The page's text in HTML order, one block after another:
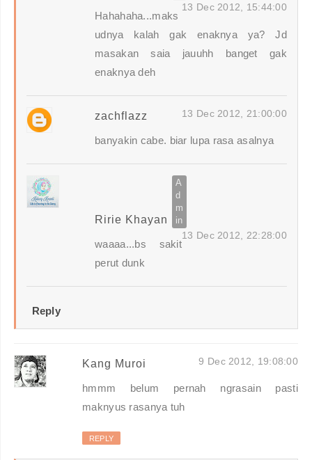
13 Dec 2012, 15:44:00
Hahahaha...maks
udnya kalah gak enaknya ya? Jd
masakan saia jauuhh banget gak
enaknya deh
zachflazz 13 Dec 2012, 21:00:00
banyakin cabe. biar lupa rasa asalnya
Ririe Khayan
13 Dec 2012, 22:28:00
waaaa...bs sakit
perut dunk
Reply
Kang Muroi 9 Dec 2012, 19:08:00
hmmm belum pernah ngrasain pasti
maknyus rasanya tuh
REPLY